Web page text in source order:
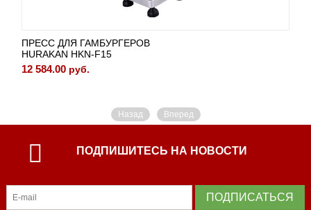
ПРЕСС ДЛЯ ГАМБУРГЕРОВ
HURAKAN HKN-F15
12 584.00 руб.
Назад Вперед
ПОДПИШИТЕСЬ НА НОВОСТИ
ПОДПИСАТЬСЯ